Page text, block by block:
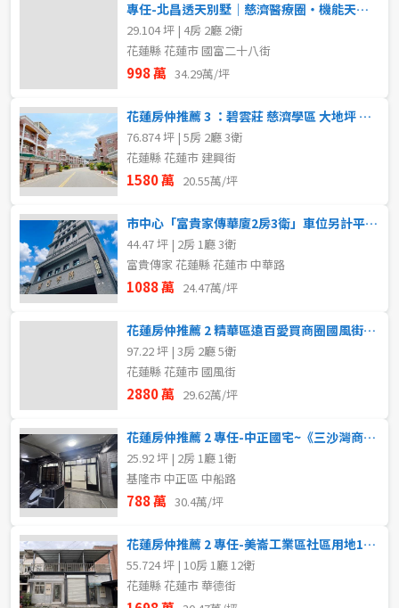
專任-北昌透天別墅｜慈濟醫療圈・機能天花板★花蓮房仲推薦 7
29.104 坪 | 4房 2廳 2衛
花蓮縣 花蓮市 國富二十八街
998 萬 34.29萬/坪
花蓮房仲推薦 3 ：碧雲莊 慈濟學區 大地坪 五房 孝親 車庫 別
76.874 坪 | 5房 2廳 3衛
花蓮縣 花蓮市 建興街
1580 萬 20.55萬/坪
市中心「富貴家傳華廈2房3衛」車位另計平面機械80萬
44.47 坪 | 2房 1廳 3衛
富貴傳家 花蓮縣 花蓮市 中華路
1088 萬 24.47萬/坪
花蓮房仲推薦 2 精華區遠百愛買商圈國風街明星學區店住
97.22 坪 | 3房 2廳 5衛
花蓮縣 花蓮市 國風街
2880 萬 29.62萬/坪
花蓮房仲推薦 2 專任-中正國宅~《三沙灣商圈·面寬6米一樓旺鋪》
25.92 坪 | 2房 1廳 1衛
基隆市 中正區 中船路
788 萬 30.4萬/坪
花蓮房仲推薦 2 專任-美崙工業區社區用地11套房收租透天厝
55.724 坪 | 10房 1廳 12衛
花蓮縣 花蓮市 華德街